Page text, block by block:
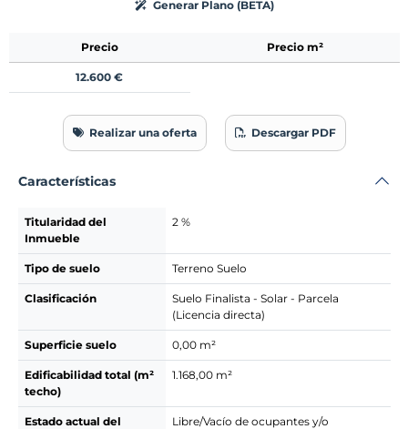
Generar Plano (BETA)
Precio Precio m²
12.600 €
Realizar una oferta Descargar PDF
Características
Titularidad del
Inmueble
2 %
Tipo de suelo Terreno Suelo
Clasificación
Suelo Finalista - Solar - Parcela
(Licencia directa)
Superficie suelo 0,00 m²
Edificabilidad total (m²
techo)
1.168,00 m²
Estado actual del
Libre/Vacío de ocupantes y/o